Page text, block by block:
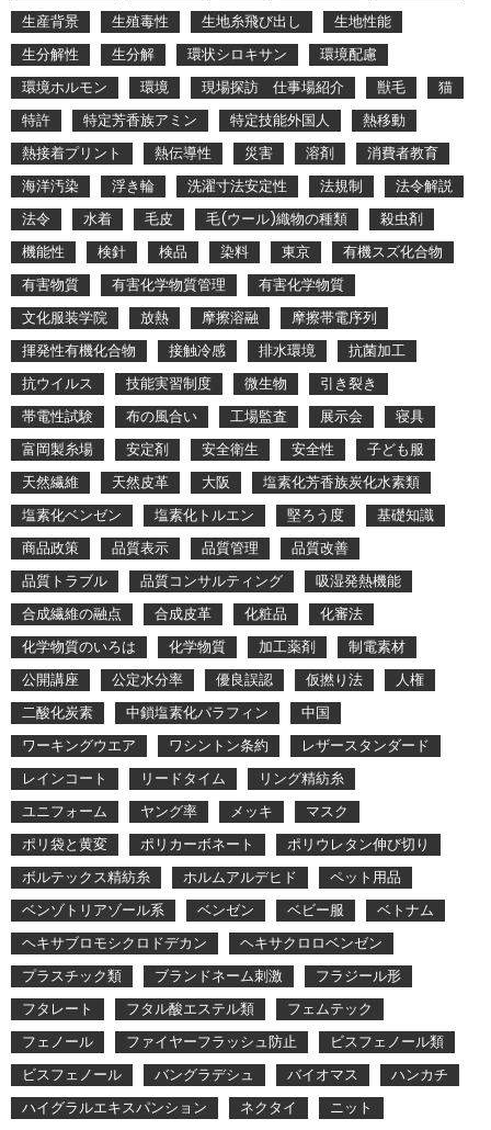
生産背景
生殖毒性 生地糸飛び出し
生地性能
生分解性
生分解 環状シロキサン
環境配慮
環境ホルモン
環境 現場探訪 仕事場紹介 獣毛
猫
特許
特定芳香族アミン 特定技能外国人
熱移動
熱接着プリント
熱伝導性 災害 溶剤
消費者教育
海洋汚染
浮き輪 洗濯寸法安定性 法規制
法令解説
法令
水着 毛皮 毛(ウール)織物の種類
殺虫剤
機能性
検針 検品 染料 東京
有機スズ化合物
有害物質
有害化学物質管理
有害化学物質
文化服装学院
放熱 摩擦溶融
摩擦帯電序列
揮発性有機化合物
接触冷感 排水環境
抗菌加工
抗ウイルス
技能実習制度 微生物
引き裂き
帯電性試験
布の風合い 工場監査 展示会
寝具
富岡製糸場
安定剤 安全衛生 安全性
子ども服
天然繊維
天然皮革 大阪
塩素化芳香族炭化水素類
塩素化ベンゼン
塩素化トルエン 堅ろう度
基礎知識
商品政策
品質表示 品質管理
品質改善
品質トラブル
品質コンサルティング
吸湿発熱機能
合成繊維の融点
合成皮革 化粧品
化審法
化学物質のいろは
化学物質 加工薬剤
制電素材
公開講座
公定水分率 優良誤認 仮撚り法
人権
二酸化炭素
中鎖塩素化パラフィン
中国
ワーキングウエア
ワシントン条約
レザースタンダード
レインコート
リードタイム
リング精紡糸
ユニフォーム
ヤング率 メッキ
マスク
ポリ袋と黄変
ポリカーボネート
ポリウレタン伸び切り
ボルテックス精紡糸
ホルムアルデヒド
ペット用品
ベンゾトリアゾール系
ベンゼン ベビー服
ベトナム
ヘキサブロモシクロドデカン
ヘキサクロロベンゼン
プラスチック類
ブランドネーム刺激
フラジール形
フタレート
フタル酸エステル類
フェムテック
フェノール
ファイヤーフラッシュ防止
ビスフェノール類
ビスフェノール
バングラデシュ バイオマス
ハンカチ
ハイグラルエキスパンション
ネクタイ ニット